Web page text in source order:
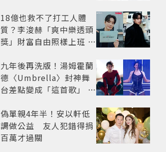
18億也救不了打工人體
質？李浚赫「爽中樂透頭
獎」財富自由照樣上班 西
九年後再洗版！湯姆霍蘭
德〈Umbrella〉封神舞
台差點變成「這首歌」 造
開
偽單親4年半！安以軒低
調做公益 友人犯錯得捐
百萬才過關